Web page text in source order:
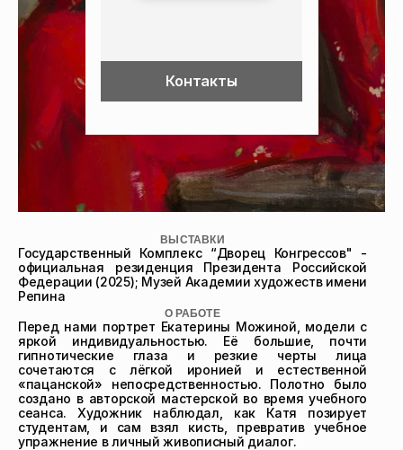
Контакты
ВЫСТАВКИ
Государственный Комплекс “Дворец Конгрессов" -
официальная резиденция Президента Российской
Федерации (2025); Музей Академии художеств имени
Репина
О РАБОТЕ
Перед нами портрет Екатерины Можиной, модели с
яркой индивидуальностью. Её большие, почти
гипнотические глаза и резкие черты лица
сочетаются с лёгкой иронией и естественной
«пацанской» непосредственностью. Полотно было
создано в авторской мастерской во время учебного
сеанса. Художник наблюдал, как Катя позирует
студентам, и сам взял кисть, превратив учебное
упражнение в личный живописный диалог.